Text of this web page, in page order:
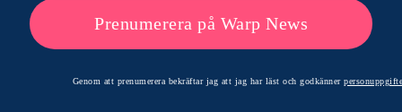
Prenumerera på Warp News
Genom att prenumerera bekräftar jag att jag har läst och godkänner